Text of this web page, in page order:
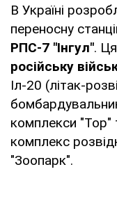
В Україні
переносну
РПС-7 "Інгул".
російську
Іл-20 (літак-
комплекси "Тор"
комплекс
"Зоопарк".